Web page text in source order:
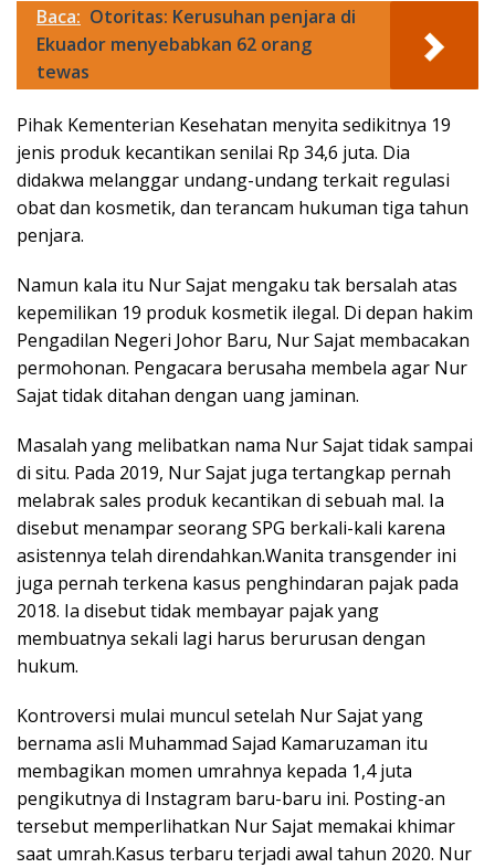
Baca: Otoritas: Kerusuhan penjara di
Ekuador menyebabkan 62 orang
tewas
Pihak Kementerian Kesehatan menyita sedikitnya 19
jenis produk kecantikan senilai Rp 34,6 juta. Dia
didakwa melanggar undang-undang terkait regulasi
obat dan kosmetik, dan terancam hukuman tiga tahun
penjara.
Namun kala itu Nur Sajat mengaku tak bersalah atas
kepemilikan 19 produk kosmetik ilegal. Di depan hakim
Pengadilan Negeri Johor Baru, Nur Sajat membacakan
permohonan. Pengacara berusaha membela agar Nur
Sajat tidak ditahan dengan uang jaminan.
Masalah yang melibatkan nama Nur Sajat tidak sampai
di situ. Pada 2019, Nur Sajat juga tertangkap pernah
melabrak sales produk kecantikan di sebuah mal. Ia
disebut menampar seorang SPG berkali-kali karena
asistennya telah direndahkan.Wanita transgender ini
juga pernah terkena kasus penghindaran pajak pada
2018. Ia disebut tidak membayar pajak yang
membuatnya sekali lagi harus berurusan dengan
hukum.
Kontroversi mulai muncul setelah Nur Sajat yang
bernama asli Muhammad Sajad Kamaruzaman itu
membagikan momen umrahnya kepada 1,4 juta
pengikutnya di Instagram baru-baru ini. Posting-an
tersebut memperlihatkan Nur Sajat memakai khimar
saat umrah.Kasus terbaru terjadi awal tahun 2020. Nur